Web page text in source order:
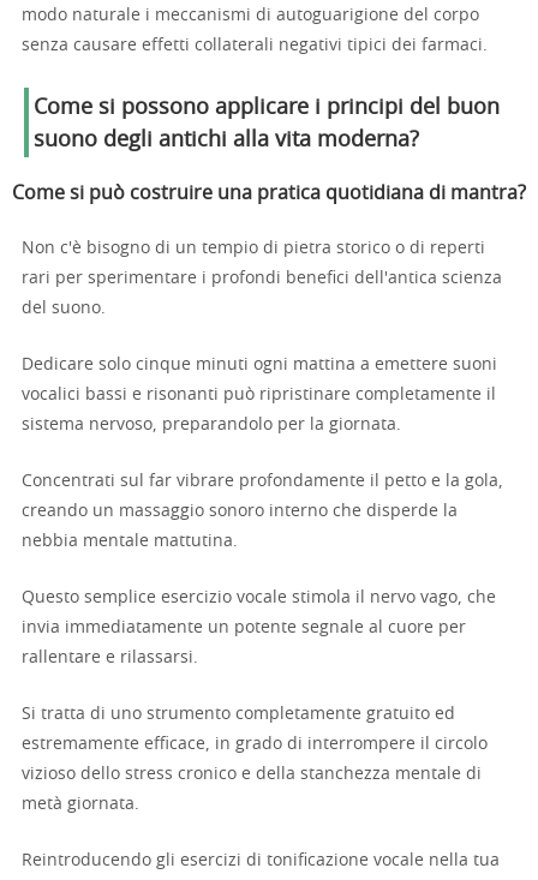
modo naturale i meccanismi di autoguarigione del corpo
senza causare effetti collaterali negativi tipici dei farmaci.
Come si possono applicare i principi del buon
suono degli antichi alla vita moderna?
Come si può costruire una pratica quotidiana di mantra?
Non c'è bisogno di un tempio di pietra storico o di reperti
rari per sperimentare i profondi benefici dell'antica scienza
del suono.
Dedicare solo cinque minuti ogni mattina a emettere suoni
vocalici bassi e risonanti può ripristinare completamente il
sistema nervoso, preparandolo per la giornata.
Concentrati sul far vibrare profondamente il petto e la gola,
creando un massaggio sonoro interno che disperde la
nebbia mentale mattutina.
Questo semplice esercizio vocale stimola il nervo vago, che
invia immediatamente un potente segnale al cuore per
rallentare e rilassarsi.
Si tratta di uno strumento completamente gratuito ed
estremamente efficace, in grado di interrompere il circolo
vizioso dello stress cronico e della stanchezza mentale di
metà giornata.
Reintroducendo gli esercizi di tonificazione vocale nella tua